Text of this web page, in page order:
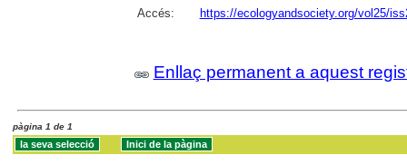
Accés:
https://ecologyandsociety.org/vol25/
Enllaç permanent a aquest
pàgina 1 de 1